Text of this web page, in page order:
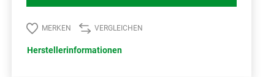
MERKEN VERGLEICHEN
Herstellerinformationen